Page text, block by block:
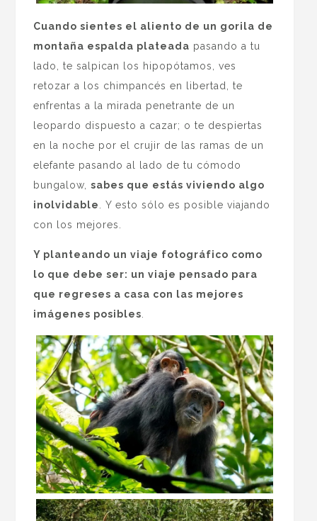
Cuando sientes el aliento de un gorila de
montaña espalda plateada pasando a tu
lado, te salpican los hipopótamos, ves
retozar a los chimpancés en libertad, te
enfrentas a la mirada penetrante de un
leopardo dispuesto a cazar; o te despiertas
en la noche por el crujir de las ramas de un
elefante pasando al lado de tu cómodo
bungalow,sabes que estás viviendo algo
inolvidable. Y esto sólo es posible viajando
con los mejores.
Y planteando un viaje fotográfico como
lo que debe ser: un viaje pensado para
que regreses a casa con las mejores
imágenes posibles.